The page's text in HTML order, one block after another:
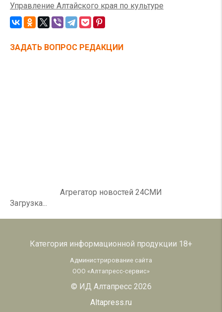
Управление Алтайского края по культуре
ЗАДАТЬ ВОПРОС РЕДАКЦИИ
Агрегатор новостей 24СМИ
Загрузка...
Категория информационной продукции 18+
Администрирование сайта
ООО «Алтапресс-сервис»
© ИД Алтапресс 2026
Altapress.ru